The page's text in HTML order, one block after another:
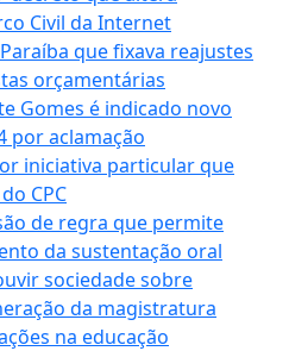
Civil da Internet
que fixava reajustes
orçamentárias
Gomes é indicado novo
por aclamação
iniciativa particular que
CPC
de regra que permite
da sustentação oral
sociedade sobre
da magistratura
na educação